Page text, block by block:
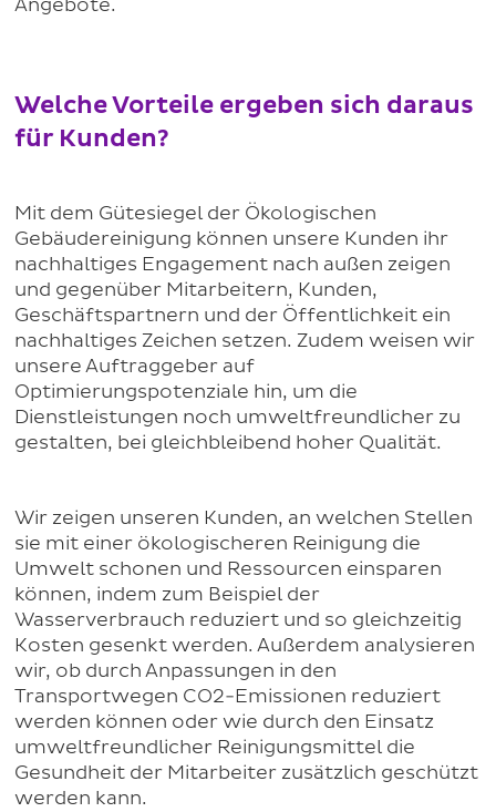
Angebote.
Welche Vorteile ergeben sich daraus
für Kunden?
Mit dem Gütesiegel der Ökologischen
Gebäudereinigung können unsere Kunden ihr
nachhaltiges Engagement nach außen zeigen
und gegenüber Mitarbeitern, Kunden,
Geschäftspartnern und der Öffentlichkeit ein
nachhaltiges Zeichen setzen. Zudem weisen wir
unsere Auftraggeber auf
Optimierungspotenziale hin, um die
Dienstleistungen noch umweltfreundlicher zu
gestalten, bei gleichbleibend hoher Qualität.
Wir zeigen unseren Kunden, an welchen Stellen
sie mit einer ökologischeren Reinigung die
Umwelt schonen und Ressourcen einsparen
können, indem zum Beispiel der
Wasserverbrauch reduziert und so gleichzeitig
Kosten gesenkt werden. Außerdem analysieren
wir, ob durch Anpassungen in den
Transportwegen CO2-Emissionen reduziert
werden können oder wie durch den Einsatz
umweltfreundlicher Reinigungsmittel die
Gesundheit der Mitarbeiter zusätzlich geschützt
werden kann.